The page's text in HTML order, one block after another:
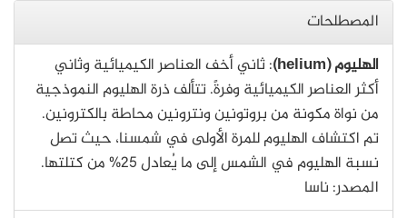
المصطلحات
الهليوم (helium)
: ثاني أخف العناصر الكيميائية وثاني
أكثر العناصر الكيميائية وفرةً. تتألف ذرة الهليوم النموذجية
من نواة مكونة من بروتونين ونترونين محاطة بالكترونين.
تم اكتشاف الهليوم للمرة الأولى في شمسنا، حيث تصل
نسبة الهليوم في الشمس إلى ما يُعادل 25% من كتلتها.
المصدر: ناسا